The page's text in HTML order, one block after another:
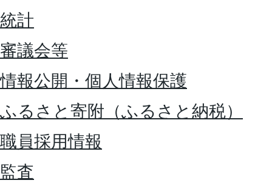
統計
審議会等
情報公開・個人情報保護
ふるさと寄附（ふるさと納税）
職員採用情報
監査